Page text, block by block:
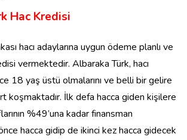
Hac Kredisi
hacı adaylarına uygun ödeme planlı ve
vermektedir. Albaraka Türk, hacı
18 yaş üstü olmalarını ve belli bir gelire
koşmaktadır. İlk defa hacca giden kişilere
%49’una kadar finansman
hacca gidip de ikinci kez hacca gidecek